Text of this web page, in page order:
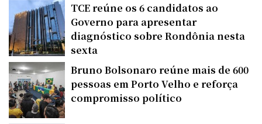
TCE reúne os 6 candidatos ao
Governo para apresentar
diagnóstico sobre Rondônia nesta
sexta
Bruno Bolsonaro reúne mais de 600
pessoas em Porto Velho e reforça
compromisso político